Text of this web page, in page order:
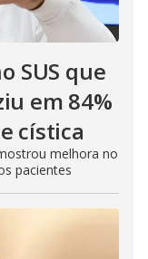
SUS que
em 84%
cística
melhora no
pacientes